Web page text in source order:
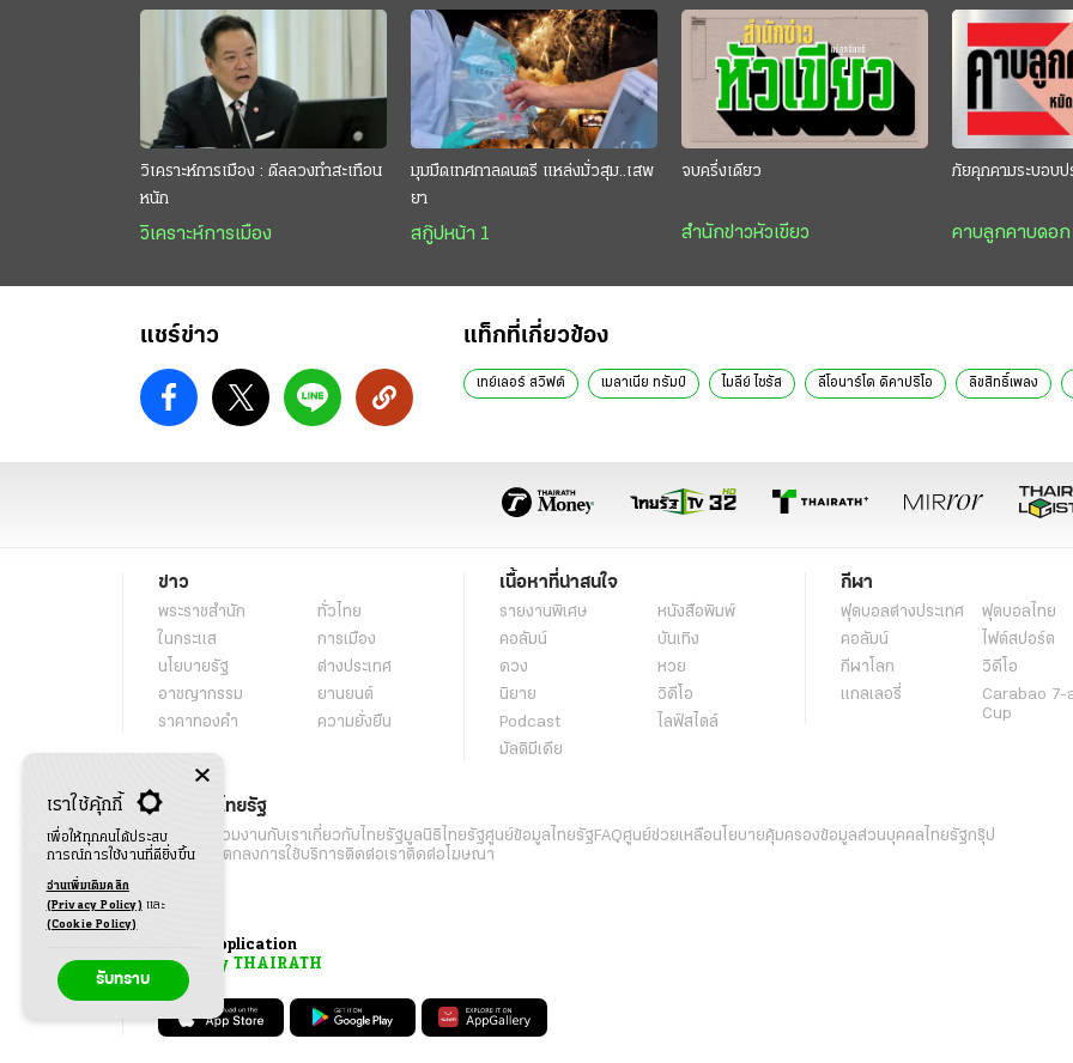
วิเคราะห์การเมือง : ดีลลวงทำสะเทือน
หนัก
วิเคราะห์การเมือง
มุมมืดเทศกาลดนตรี แหล่งมั่วสุม..เสพ
ยา
สกู๊ปหน้า 1
จบครึ่งเดียว
สำนักข่าวหัวเขียว
ภัยคุกคามระบอบป
คาบลูกคาบดอก
แชร์ข่าว แท็กที่เกี่ยวข้อง
เทย์เลอร์ สวิฟต์ เมลาเนีย ทรัมป์ ไมลีย์ ไซรัส ลีโอนาร์โด ดิคาปริโอ ลิขสิทธิ์เพลง
ข่าว
พระราชสำนัก
ทั่วไทย
ในกระแส
การเมือง
นโยบายรัฐ
ต่างประเทศ
อาชญากรรม
ยานยนต์
ราคาทองคำ
ความยั่งยืน
เนื้อหาที่น่าสนใจ
รายงานพิเศษ
หนังสือพิมพ์
คอลัมน์
บันเทิง
ดวง
หวย
นิยาย
วิดีโอ
Podcast
ไลฟ์สไตล์
มัลติมีเดีย
กีฬา
ฟุตบอลต่่างประเทศ
ฟุตบอลไทย
คอลัมน์
ไฟต์สปอร์ต
กีฬาโลก
วิดีโอ
แกลเลอรี่
Carabao 7-
Cup
เกี่ยวกับไทยรัฐ
กิจกรรม ร่วมงานกับเราเกี่ยวกับไทยรัฐมูลนิธิไทยรัฐศูนย์ข้อมูลไทยรัฐFAQศูนย์ช่วยเหลือนโยบายคุ้มครองข้อมูลส่วนบุคคลไทยรัฐกรุ๊ป
เงื่อนไขข้อตกลงการใช้บริการติดต่อเราติดต่อโฆษณา
Application
My THAIRATH
เราใช้คุ้กกี้
เพื่อให้ทุกคนได้ประสบ
การณ์การใช้งานที่ดียิ่งขึ้น
อ่านเพิ่มเติมคลิก
(Privacy Policy) และ
(Cookie Policy)
รับทราบ